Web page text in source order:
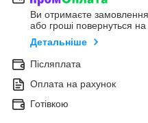
Ви отримаєте замовлення
або гроші повернуться
Детальніше
Післяплата
Оплата на рахунок
Готівкою